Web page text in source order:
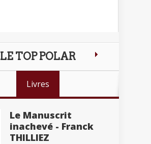
LE TOP POLAR
Livres
Le Manuscrit
inachevé - Franck
THILLIEZ